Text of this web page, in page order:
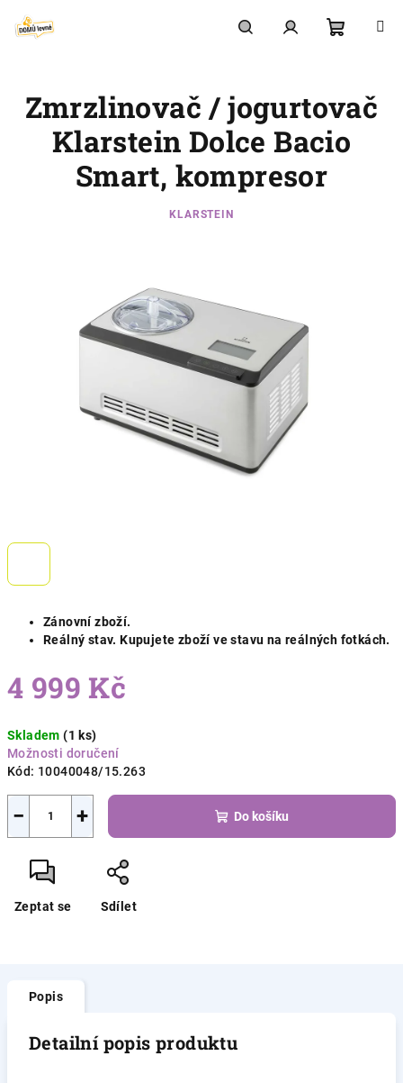
košík
Zánovní zboží.
Reálný stav. Kupujete zboží ve stavu na reálných fotkách.
4 999 Kč
cena:
Skladem(1 ks)
Možnosti doručení
Kód: 10040048/15.263
+
− Do košíku
Zeptat se Sdílet
Zmrzlinovač / jogurtovač
Klarstein Dolce Bacio
Smart, kompresor
KLARSTEIN
Popis
Detailní popis produktu